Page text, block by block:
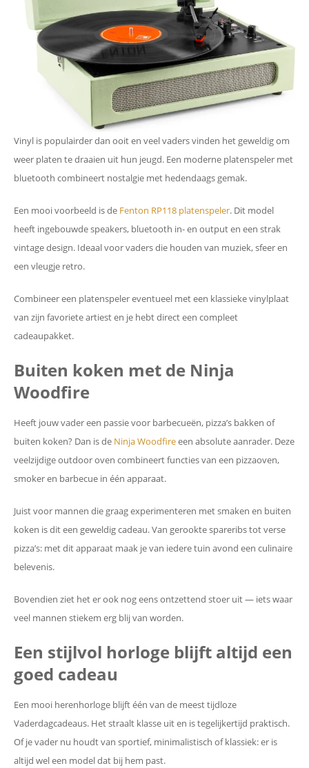
Vinyl is populairder dan ooit en veel vaders vinden het geweldig om
weer platen te draaien uit hun jeugd. Een moderne platenspeler met
bluetooth combineert nostalgie met hedendaags gemak.
Een mooi voorbeeld is de Fenton RP118 platenspeler. Dit model
heeft ingebouwde speakers, bluetooth in- en output en een strak
vintage design. Ideaal voor vaders die houden van muziek, sfeer en
een vleugje retro.
Combineer een platenspeler eventueel met een klassieke vinylplaat
van zijn favoriete artiest en je hebt direct een compleet
cadeaupakket.
Buiten koken met de Ninja
Woodfire
Heeft jouw vader een passie voor barbecueën, pizza’s bakken of
buiten koken? Dan is de Ninja Woodfireeen absolute aanrader. Deze
veelzijdige outdoor oven combineert functies van een pizzaoven,
smoker en barbecue in één apparaat.
Juist voor mannen die graag experimenteren met smaken en buiten
koken is dit een geweldig cadeau. Van gerookte spareribs tot verse
pizza’s: met dit apparaat maak je van iedere tuin avond een culinaire
belevenis.
Bovendien ziet het er ook nog eens ontzettend stoer uit — iets waar
veel mannen stiekem erg blij van worden.
Een stijlvol horloge blijft altijd een
goed cadeau
Een mooi herenhorloge blijft één van de meest tijdloze
Vaderdagcadeaus. Het straalt klasse uit en is tegelijkertijd praktisch.
Of je vader nu houdt van sportief, minimalistisch of klassiek: er is
altijd wel een model dat bij hem past.